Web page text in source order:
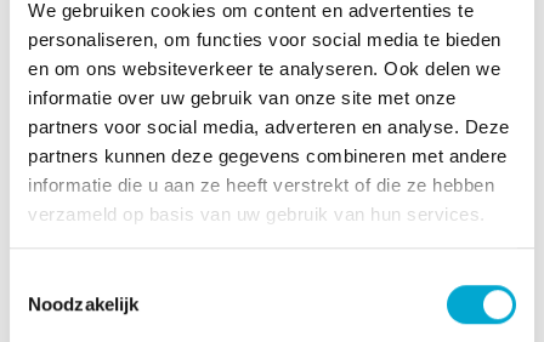
We gebruiken cookies om content en advertenties te
personaliseren, om functies voor social media te bieden
en om ons websiteverkeer te analyseren. Ook delen we
informatie over uw gebruik van onze site met onze
partners voor social media, adverteren en analyse. Deze
partners kunnen deze gegevens combineren met andere
informatie die u aan ze heeft verstrekt of die ze hebben
verzameld op basis van uw gebruik van hun services.
Noodzakelijk
jongste collega in het team, is vooral de band
die hij met de ouderen opbouwt een reden om
voor dit vak te kiezen. "De gesprekken die ik
met mijn cliënten voer, vind ik heel bijzonder.
Mooi om te zien hoe zij je in hun huis
verwelkomen en dat je hen kunt helpen."
Geen dag is hetzelfde
Voor jongeren die twijfelen over werken in de